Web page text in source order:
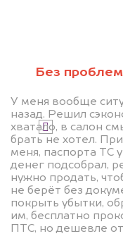
Без
У меня вообще
назад. Решил
хватало, в салон
брать не хотел.
меня, паспорта ТС
денег подсобрал,
нужно продать,
не берёт без
покрыть убытки,
им, бесплатно
ПТС, но дешевле
Я даю